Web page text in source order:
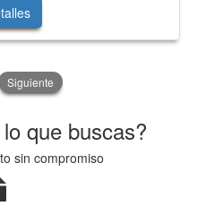
Siguiente
que buscas?
sin compromiso